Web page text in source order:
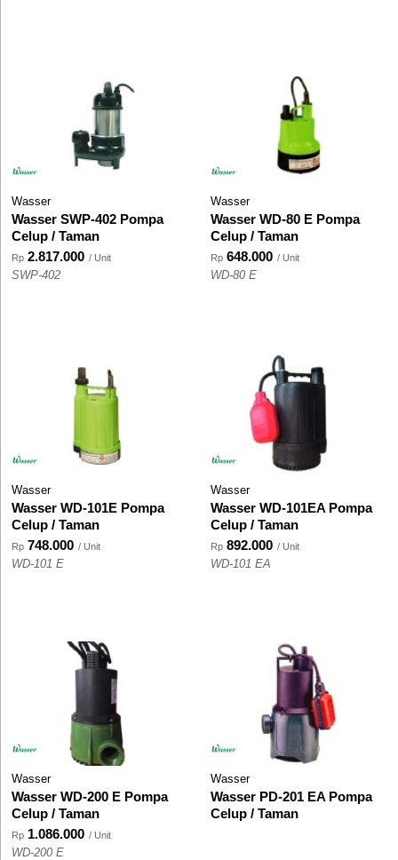
Wasser
Wasser SWP-402 Pompa
Celup / Taman
Rp 2.817.000 / Unit
SWP-402
Wasser
Wasser WD-80 E Pompa
Celup / Taman
Rp 648.000 / Unit
WD-80 E
Wasser
Wasser WD-101E Pompa
Celup / Taman
Rp 748.000 / Unit
WD-101 E
Wasser
Wasser WD-101EA Pompa
Celup / Taman
Rp 892.000 / Unit
WD-101 EA
Wasser
Wasser WD-200 E Pompa
Celup / Taman
Rp 1.086.000 / Unit
WD-200 E
Wasser
Wasser PD-201 EA Pompa
Celup / Taman